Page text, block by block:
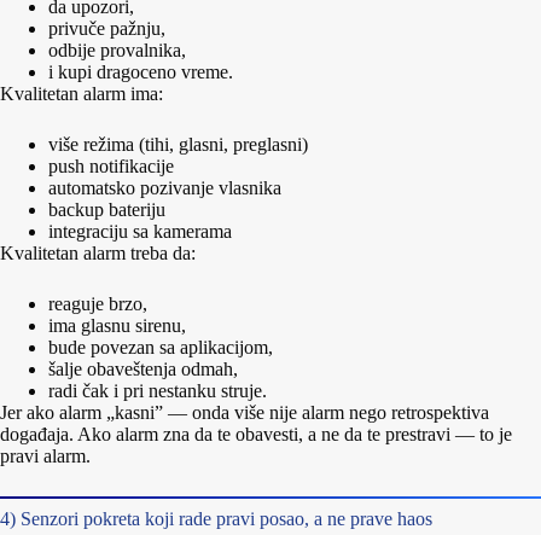
da upozori,
privuče pažnju,
odbije provalnika,
i kupi dragoceno vreme.
Kvalitetan alarm ima:
više režima (tihi, glasni, preglasni)
push notifikacije
automatsko pozivanje vlasnika
backup bateriju
integraciju sa kamerama
Kvalitetan alarm treba da:
reaguje brzo,
ima glasnu sirenu,
bude povezan sa aplikacijom,
šalje obaveštenja odmah,
radi čak i pri nestanku struje.
Jer ako alarm „kasni” — onda više nije alarm nego retrospektiva
događaja. Ako alarm zna da te obavesti, a ne da te prestravi — to je
pravi alarm.
4) Senzori pokreta koji rade pravi posao, a ne prave haos